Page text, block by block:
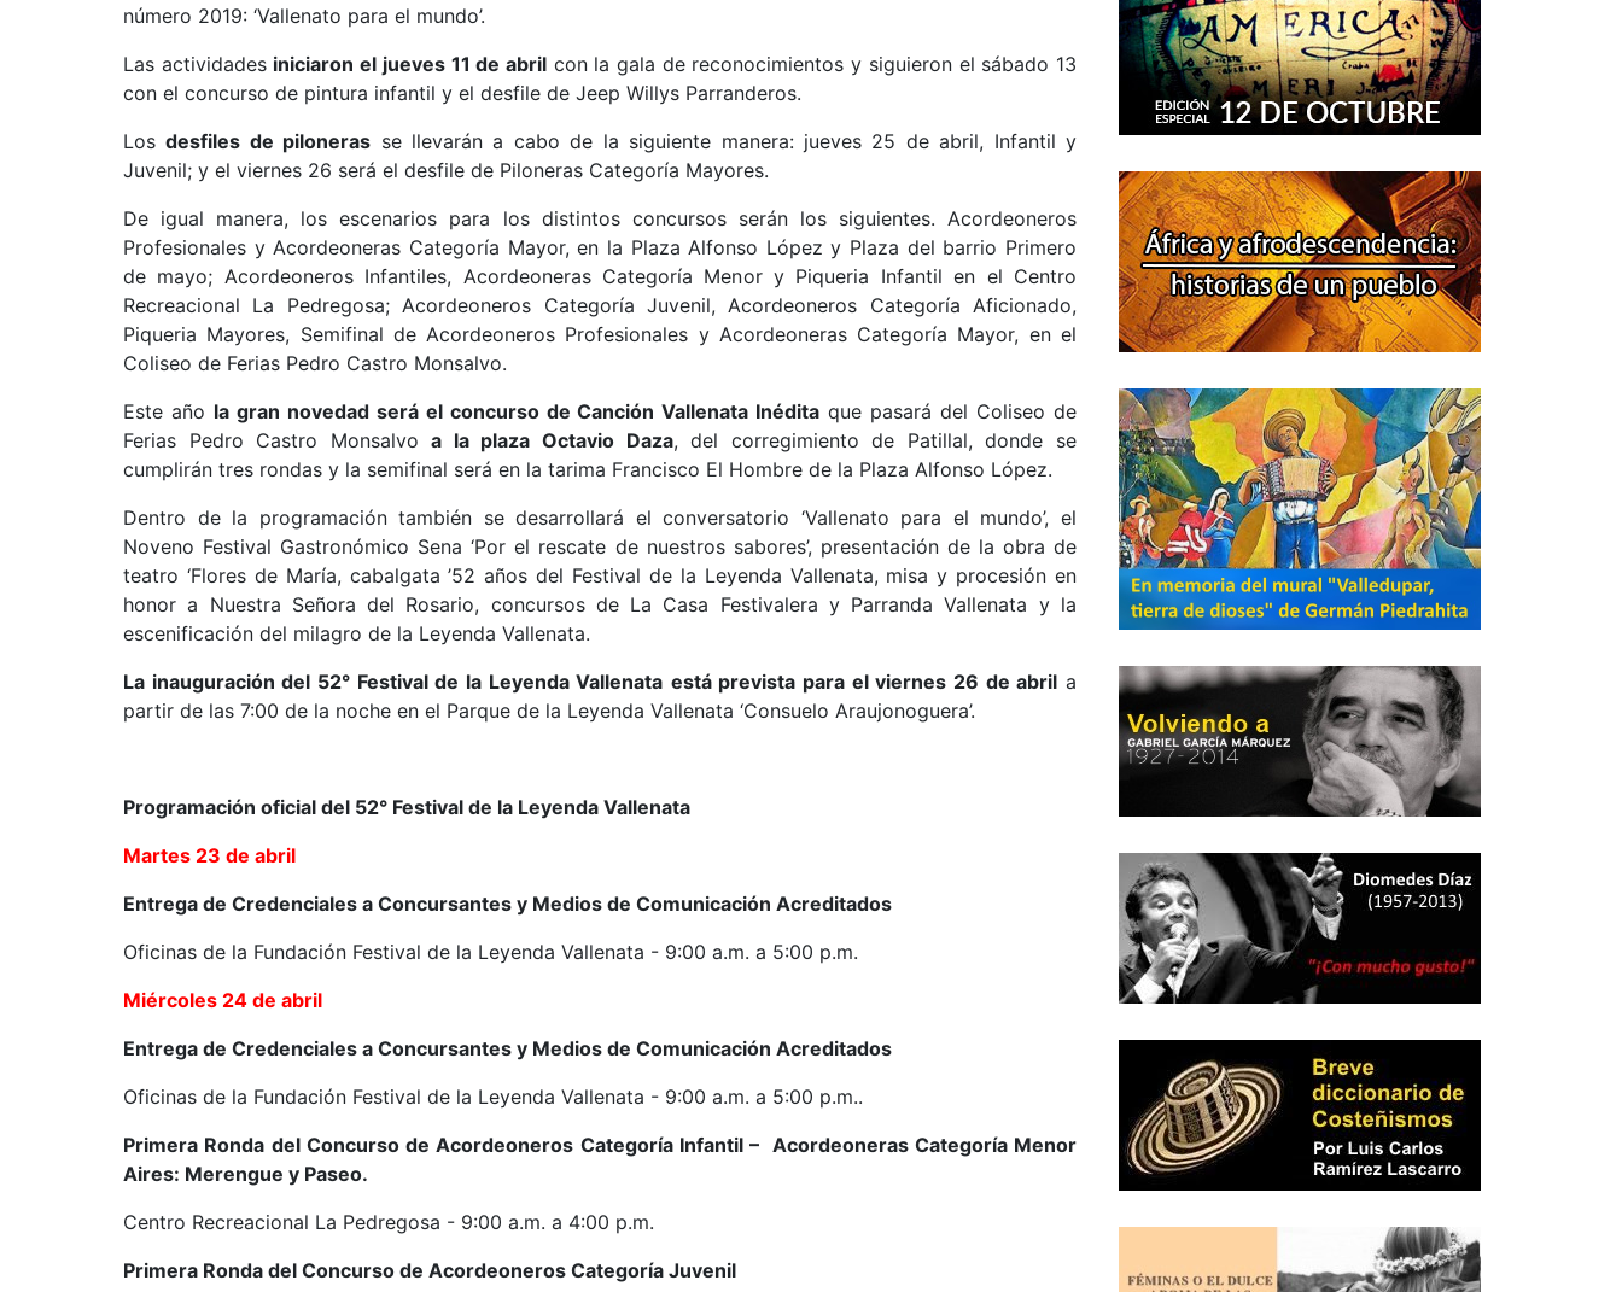
número 2019: ‘Vallenato para el mundo’.
Las actividades iniciaron el jueves 11 de abrilcon la gala de reconocimientos y siguieron el sábado 13
con el concurso de pintura infantil y el desfile de Jeep Willys Parranderos.
Losdesfiles de piloneras se llevarán a cabo de la siguiente manera: jueves 25 de abril, Infantil y
Juvenil; y el viernes 26 será el desfile de Piloneras Categoría Mayores.
De igual manera, los escenarios para los distintos concursos serán los siguientes. Acordeoneros
Profesionales y Acordeoneras Categoría Mayor, en la Plaza Alfonso López y Plaza del barrio Primero
de mayo; Acordeoneros Infantiles, Acordeoneras Categoría Menor y Piqueria Infantil en el Centro
Recreacional La Pedregosa; Acordeoneros Categoría Juvenil, Acordeoneros Categoría Aficionado,
Piqueria Mayores, Semifinal de Acordeoneros Profesionales y Acordeoneras Categoría Mayor, en el
Coliseo de Ferias Pedro Castro Monsalvo.
Este año la gran novedad será el concurso de Canción Vallenata Inédita que pasará del Coliseo de
Ferias Pedro Castro Monsalvoa la plaza Octavio Daza, del corregimiento de Patillal, donde se
cumplirán tres rondas y la semifinal será en la tarima Francisco El Hombre de la Plaza Alfonso López.
Dentro de la programación también se desarrollará el conversatorio ‘Vallenato para el mundo’, el
Noveno Festival Gastronómico Sena ‘Por el rescate de nuestros sabores’, presentación de la obra de
teatro ‘Flores de María, cabalgata ’52 años del Festival de la Leyenda Vallenata, misa y procesión en
honor a Nuestra Señora del Rosario, concursos de La Casa Festivalera y Parranda Vallenata y la
escenificación del milagro de la Leyenda Vallenata.
La inauguración del 52° Festival de la Leyenda Vallenata está prevista para el viernes 26 de abril a
partir de las 7:00 de la noche en el Parque de la Leyenda Vallenata ‘Consuelo Araujonoguera’.
Programación oficial del 52° Festival de la Leyenda Vallenata
Martes 23 de abril
Entrega de Credenciales a Concursantes y Medios de Comunicación Acreditados
Oficinas de la Fundación Festival de la Leyenda Vallenata - 9:00 a.m. a 5:00 p.m.
Miércoles 24 de abril
Entrega de Credenciales a Concursantes y Medios de Comunicación Acreditados
Oficinas de la Fundación Festival de la Leyenda Vallenata - 9:00 a.m. a 5:00 p.m..
Primera Ronda del Concurso de Acordeoneros Categoría Infantil – Acordeoneras Categoría Menor
Aires: Merengue y Paseo.
Centro Recreacional La Pedregosa - 9:00 a.m. a 4:00 p.m.
Primera Ronda del Concurso de Acordeoneros Categoría Juvenil